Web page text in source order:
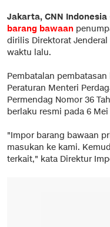
Jakarta, CNN Indonesia
barang bawaan
dirilis Direktorat Jenderal
waktu lalu.
Pembatalan
Peraturan Menteri
Permendag Nomor 36
berlaku resmi pada 6
"Impor barang bawaan
masukan ke kami.
terkait," kata Direktur